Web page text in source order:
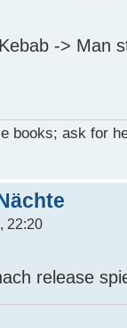
-> Man
books; ask for
22:20
release